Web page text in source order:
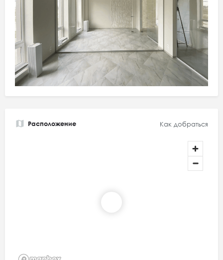
Расположение Как добраться